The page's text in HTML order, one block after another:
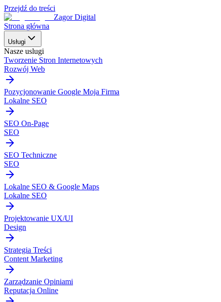
Przejdź do treści
Zagor Digital
Strona główna
Usługi
Nasze uslugi
Tworzenie Stron Internetowych
Rozwój Web
Pozycjonowanie Google Moja Firma
Lokalne SEO
SEO On-Page
SEO
SEO Techniczne
SEO
Lokalne SEO & Google Maps
Lokalne SEO
Projektowanie UX/UI
Design
Strategia Treści
Content Marketing
Zarządzanie Opiniami
Reputacja Online